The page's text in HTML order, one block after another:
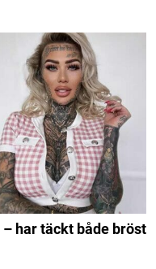
har täckt både bröst